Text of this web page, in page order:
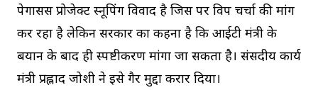
पेगासस प्रोजेक्ट स्नूपिंग विवाद है जिस पर विपक्ष चर्चा की मांग
कर रहा है लेकिन सरकार का कहना है कि आईटी मंत्री के
बयान के बाद ही स्पष्टीकरण मांगा जा सकता है। संसदीय कार्य
मंत्री प्रह्लाद जोशी ने इसे गैर मुद्दा करार दिया।